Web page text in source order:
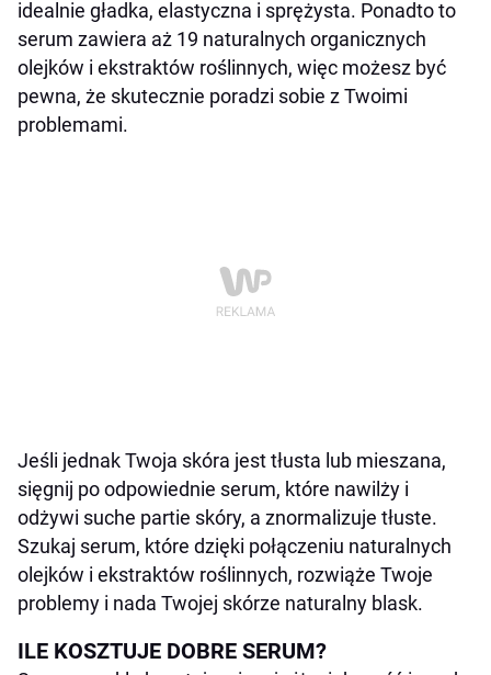
idealnie gładka, elastyczna i sprężysta. Ponadto to
serum zawiera aż 19 naturalnych organicznych
olejków i ekstraktów roślinnych, więc możesz być
pewna, że skutecznie poradzi sobie z Twoimi
problemami.
Jeśli jednak Twoja skóra jest tłusta lub mieszana,
sięgnij po odpowiednie serum, które nawilży i
odżywi suche partie skóry, a znormalizuje tłuste.
Szukaj serum, które dzięki połączeniu naturalnych
olejków i ekstraktów roślinnych, rozwiąże Twoje
problemy i nada Twojej skórze naturalny blask.
ILE KOSZTUJE DOBRE SERUM?